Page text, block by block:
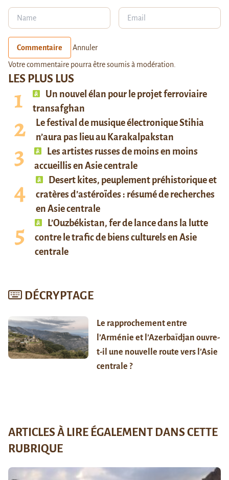
LES PLUS LUS
Un nouvel élan pour le projet ferroviaire
transafghan
Le festival de musique électronique Stihia
n’aura pas lieu au Karakalpakstan
Les artistes russes de moins en moins
accueillis en Asie centrale
Desert kites, peuplement préhistorique et
cratères d’astéroïdes : résumé de recherches
en Asie centrale
L’Ouzbékistan, fer de lance dans la lutte
contre le trafic de biens culturels en Asie
centrale
DÉCRYPTAGE
Le rapprochement entre
l’Arménie et l’Azerbaïdjan ouvre-
t-il une nouvelle route vers l’Asie
centrale ?
Commentaire Annuler
Votre commentaire pourra être soumis à modération.
ARTICLES À LIRE ÉGALEMENT DANS CETTE
RUBRIQUE